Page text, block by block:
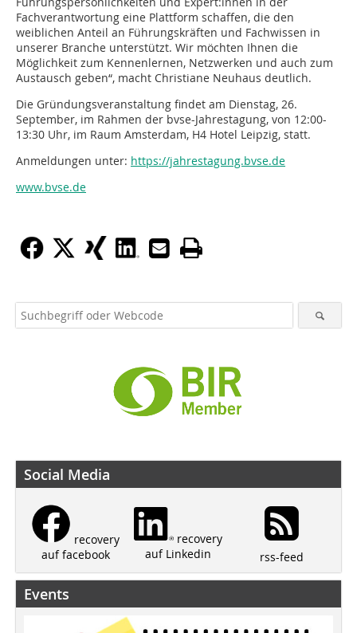
Fachverantwortung eine Plattform schaffen, die den
weiblichen Anteil an Führungskräften und Fachwissen in
unserer Branche unterstützt. Wir möchten Ihnen die
Möglichkeit zum Kennenlernen, Netzwerken und auch zum
Austausch geben“, macht Christiane Neuhaus deutlich.
Die Gründungsveranstaltung findet am Dienstag, 26.
September, im Rahmen der bvse-Jahrestagung, von 12:00-
13:30 Uhr, im Raum Amsterdam, H4 Hotel Leipzig, statt.
Anmeldungen unter: https://jahrestagung.bvse.de
www.bvse.de
Social Media
recovery
auf facebook
recovery
auf Linkedin
rss-feed
Events